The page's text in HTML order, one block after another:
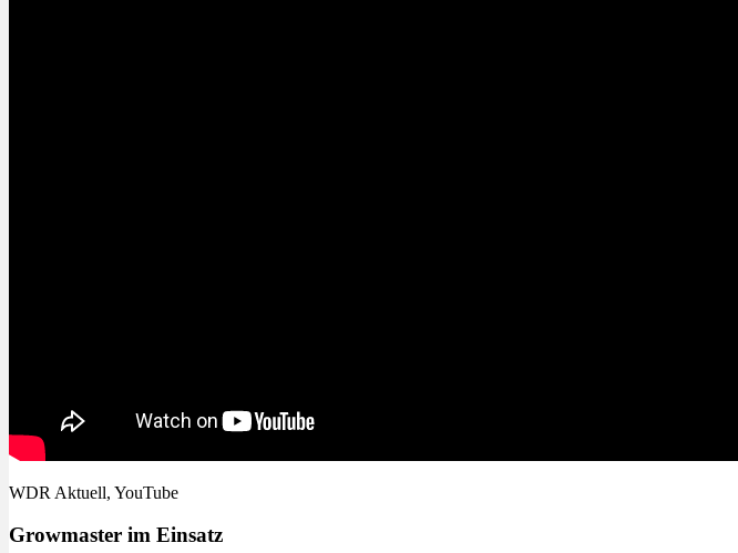
WDR Aktuell, YouTube
Growmaster im Einsatz